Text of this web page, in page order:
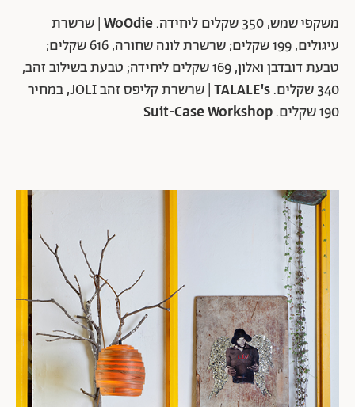
משקפי שמש, 350 שקלים ליחידה. WoOdie | שרשרת
עיגולים, 199 שקלים; שרשרת לונה שחורה, 616 שקלים;
טבעת דובדבן ואלון, 169 שקלים ליחידה; טבעת בשילוב זהב,
340 שקלים.
TALALE's
| שרשרת קליפס זהב JOLI, במחיר
190 שקלים.